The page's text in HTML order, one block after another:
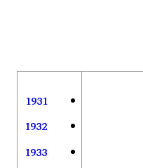
1931
1932
1933